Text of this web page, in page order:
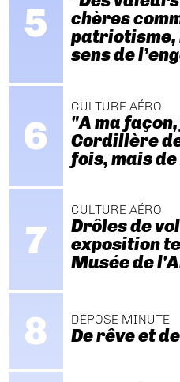
chères
patriotisme,
sens de
CULTURE AÉRO
"A ma
Cordillère
fois, mais
CULTURE AÉRO
Drôles de
exposition
Musée de
DÉPOSE MINUTE
De rêve et